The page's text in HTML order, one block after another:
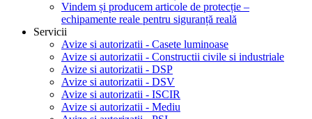
Vindem și producem articole de protecție –
echipamente reale pentru siguranță reală
Servicii
Avize si autorizatii - Casete luminoase
Avize si autorizatii - Constructii civile si industriale
Avize si autorizatii - DSP
Avize si autorizatii - DSV
Avize si autorizatii - ISCIR
Avize si autorizatii - Mediu